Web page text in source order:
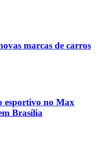
marcas de carros
esportivo no Max
Brasília